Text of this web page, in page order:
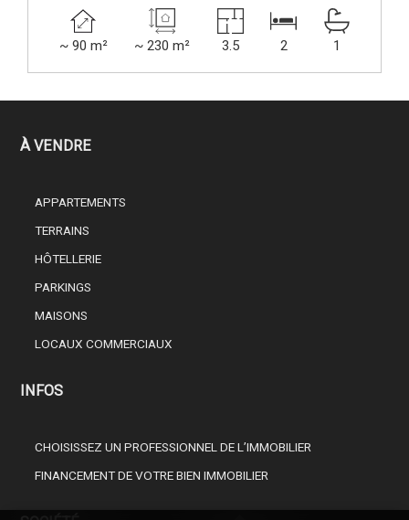
~ 90 m² ~ 230 m² 3.5 2 1
À VENDRE
APPARTEMENTS
TERRAINS
HÔTELLERIE
PARKINGS
MAISONS
LOCAUX COMMERCIAUX
INFOS
CHOISISSEZ UN PROFESSIONNEL DE L’IMMOBILIER
FINANCEMENT DE VOTRE BIEN IMMOBILIER